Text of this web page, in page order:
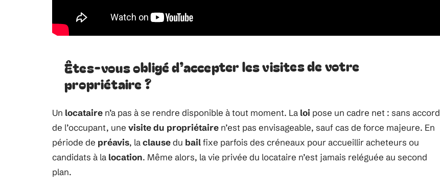
Êtes-vous obligé d’accepter les visites de votre
propriétaire ?
Un locataire n’a pas à se rendre disponible à tout moment. La loi pose un cadre net : sans accord
de l’occupant, une visite du propriétaire n’est pas envisageable, sauf cas de force majeure. En
période de préavis, laclausedu bailfixe parfois des créneaux pour accueillir acheteurs ou
candidats à la location. Même alors, la vie privée du locataire n’est jamais reléguée au second
plan.